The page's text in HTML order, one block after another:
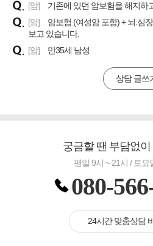
[암]
기존에 있던 암보험을 해지하
[암]
암보험 (여성암 포함) + 뇌.심
보고 있습니다.
[암]
만35세 남성
상담 글쓰
궁금할 땐 부담없
평일 9시 ~ 21시 / 토요
080-
24시간 맞춤상담